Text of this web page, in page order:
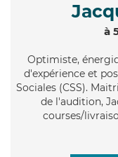
à
Optimiste,
d'expérience et
Sociales (CSS).
de l'audition,
courses/